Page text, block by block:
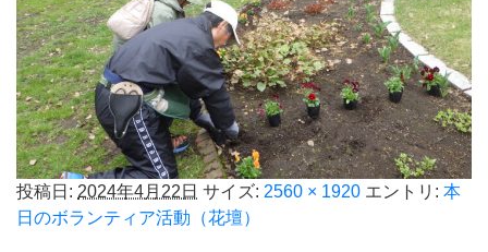
投稿日: 2024年4月22日 サイズ: 2560 × 1920 エントリ: 本
日のボランティア活動（花壇）